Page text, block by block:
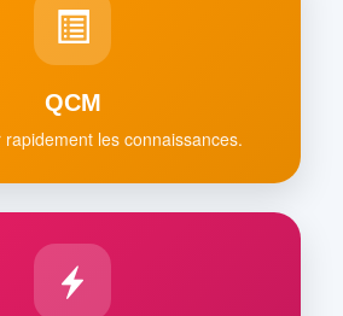
QCM
rapidement les connaissances.